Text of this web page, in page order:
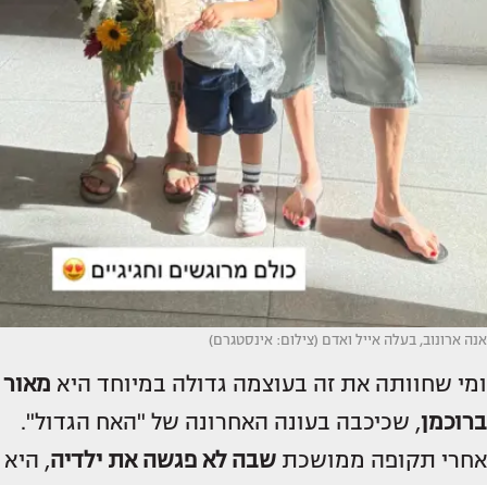
אנה ארונוב, בעלה אייל ואדם (צילום: אינסטגרם)
ומי שחוותה את זה בעוצמה גדולה במיוחד היא מאור
ברוכמן, שכיכבה בעונה האחרונה של "האח הגדול".
אחרי תקופה ממושכת שבה לא פגשה את ילדיה, היא